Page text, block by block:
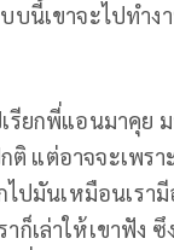
บนี้เขาจะไปทำ
รียกพี่แอนมาคุย
ติ แต่อาจจะเพร
ไปมันเหมือนเรา
เล่าให้เขาฟัง ซึ